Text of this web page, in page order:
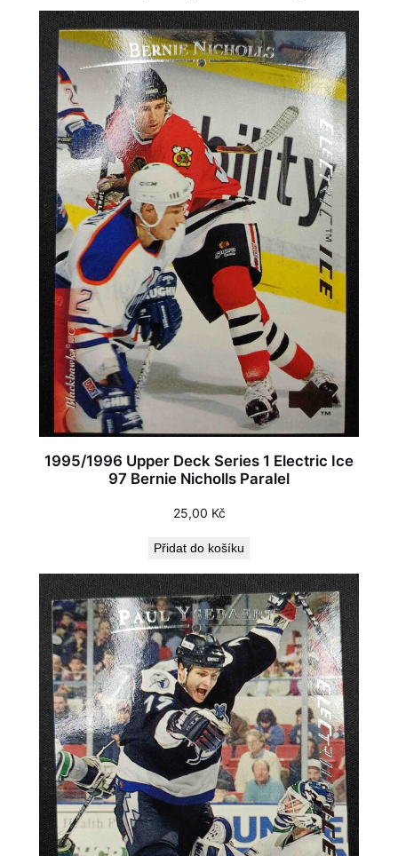
1995/1996 Upper Deck Series 1 Electric Ice
97 Bernie Nicholls Paralel
25,00 Kč
Přidat do košíku